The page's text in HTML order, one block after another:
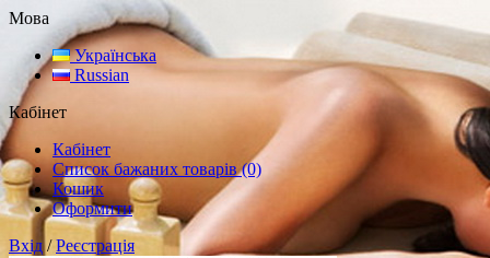
Мова
Українська
Russian
Кабінет
Кабінет
Список бажаних товарів (0)
Кошик
Оформити
Вхід /Реєстрація